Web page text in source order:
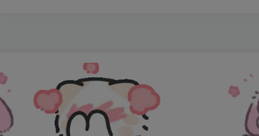
这个令人窒息的房间里呆了近一个半小时，翻看